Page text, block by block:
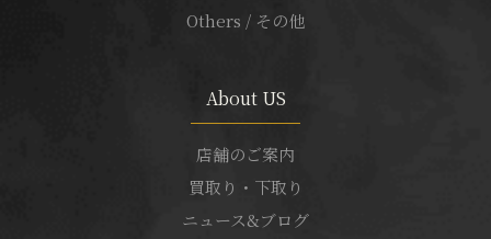
Others / その他
About US
店舗のご案内
買取り・下取り
ニュース&ブログ